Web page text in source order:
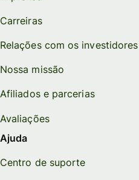
Carreiras
Relações com os investidores
Nossa missão
Afiliados e parcerias
Avaliações
Ajuda
Centro de suporte